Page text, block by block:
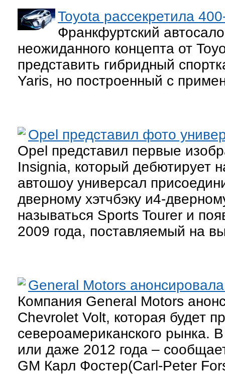
Toyota рассекретила
Франкфуртский
неожиданного концепта от
представить гибридный
Yaris, но построенный с
Opel представил фото
Opel представил первые
Insignia, который дебютирует
автошоу универсал
дверному хэтчбэку и4-
называться Sports Tourer и
2009 года, поставляемый на
General Motors
Компания General Motors
Chevrolet Volt, которая будет
североамериканского рынка.
или даже 2012 года –
GM Карл Фостер(Carl-Peter